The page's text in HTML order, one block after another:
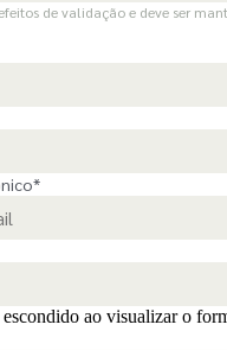
de validação e deve ser
*
escondido ao visualizar o